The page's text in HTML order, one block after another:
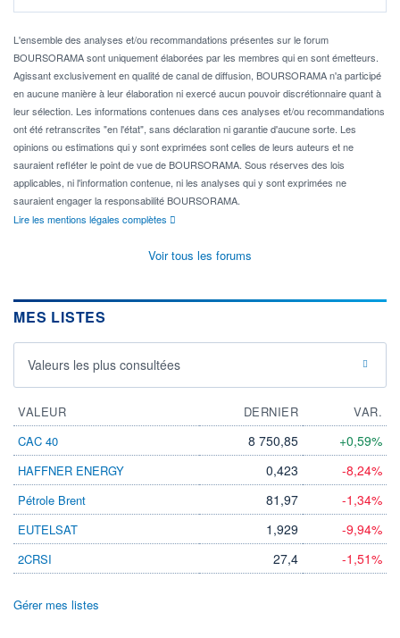
L'ensemble des analyses et/ou recommandations présentes sur le forum
BOURSORAMA sont uniquement élaborées par les membres qui en sont émetteurs.
Agissant exclusivement en qualité de canal de diffusion, BOURSORAMA n'a participé
en aucune manière à leur élaboration ni exercé aucun pouvoir discrétionnaire quant à
leur sélection. Les informations contenues dans ces analyses et/ou recommandations
ont été retranscrites "en l'état", sans déclaration ni garantie d'aucune sorte. Les
opinions ou estimations qui y sont exprimées sont celles de leurs auteurs et ne
sauraient refléter le point de vue de BOURSORAMA. Sous réserves des lois
applicables, ni l'information contenue, ni les analyses qui y sont exprimées ne
sauraient engager la responsabilité BOURSORAMA.
Lire les mentions légales complètes
Voir tous les forums
MES LISTES
Valeurs les plus consultées
VALEUR DERNIER
VAR.
CAC 40
8 750,85 +0,59%
HAFFNER ENERGY 0,423 -8,24%
Pétrole Brent 81,97 -1,34%
EUTELSAT 1,929 -9,94%
2CRSI 27,4 -1,51%
Gérer mes listes